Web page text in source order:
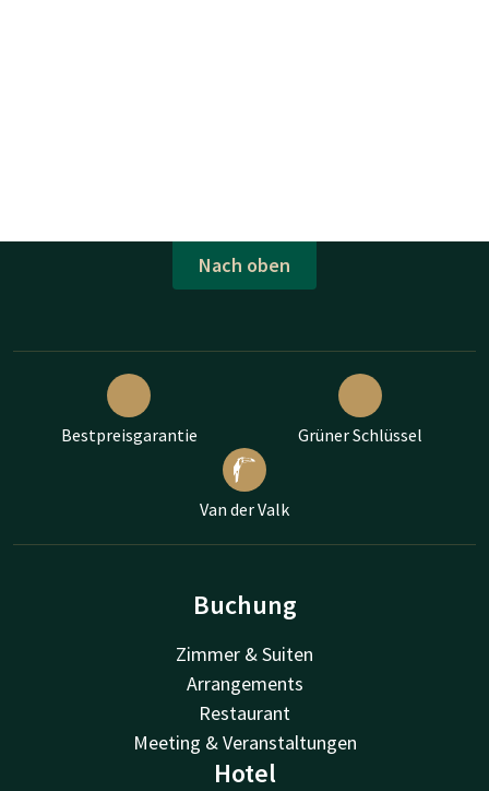
Nach oben
Bestpreisgarantie Grüner Schlüssel
Van der Valk
Buchung
Zimmer & Suiten
Arrangements
Restaurant
Meeting & Veranstaltungen
Hotel